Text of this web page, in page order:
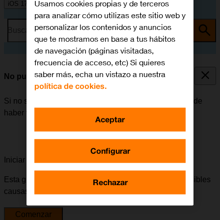
iOS 17
Busca por problema o tema
No puedo enviar ni recibir correo electrónico
Si no se puede enviar ni recibir correo electrónico, puede
haber varias causas posibles al problema.
Iniciar la guía para solucionar tu problema
Esta guía te va a conducir a través de una serie de posibles
causas y soluciones al problema.
Comenzar
Usamos cookies propias y de terceros
para analizar cómo utilizas este sitio web y
personalizar los contenidos y anuncios
que te mostramos en base a tus hábitos
de navegación (páginas visitadas,
frecuencia de acceso, etc) Si quieres
saber más, echa un vistazo a nuestra
política de cookies.
Configurar
Rechazar
Aceptar